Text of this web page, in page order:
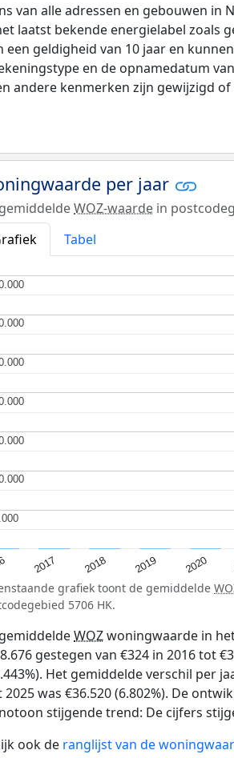
van alle adressen en gebouwen in
laatst bekende energielabel zoals
geldigheid van 10 jaar en
en de opnamedatum
andere kenmerken zijn gewijzigd
per jaar
WOZ-waarde in
Tabel
2017 2018 2019 2020
grafiek toont de gemiddelde
5706 HK.
WOZwoningwaarde in
gestegen van €324 in 2016 tot
Het gemiddelde verschil per
2025 was €36.520 (6.802%). De
stijgende trend: De cijfers
ook de ranglijst van de